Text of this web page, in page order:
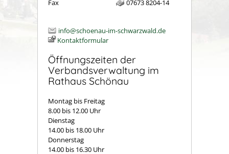
Fax
07673 8204-14
info@schoenau-im-schwarzwald.de
Kontaktformular
Öffnungszeiten der
Verbandsverwaltung im
Rathaus Schönau
Montag bis Freitag
8.00 bis 12.00 Uhr
Dienstag
14.00 bis 18.00 Uhr
Donnerstag
14.00 bis 16.30 Uhr